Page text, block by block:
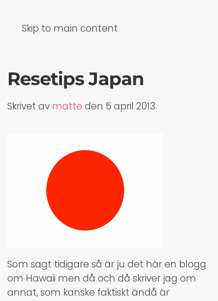
Skip to main content
Resetips Japan
Skrivet av matte den 5 april 2013.
Som sagt tidigare så är ju det här en blogg
om Hawaii men då och då skriver jag om
annat, som kanske faktiskt ändå är